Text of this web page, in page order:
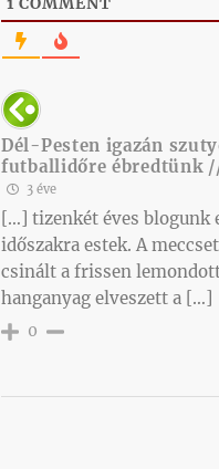
Dél-Pesten igazán
futballidőre ébredtünk
3 éve
[…] tizenkét éves blogunk
időszakra estek. A
csinált a frissen
hanganyag elveszett a […]
0